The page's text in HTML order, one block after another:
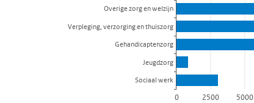
0 2500 5000
Overige zorg en welzijn
Verpleging, verzorging en thuiszorg
Gehandicaptenzorg
Jeugdzorg
Sociaal werk